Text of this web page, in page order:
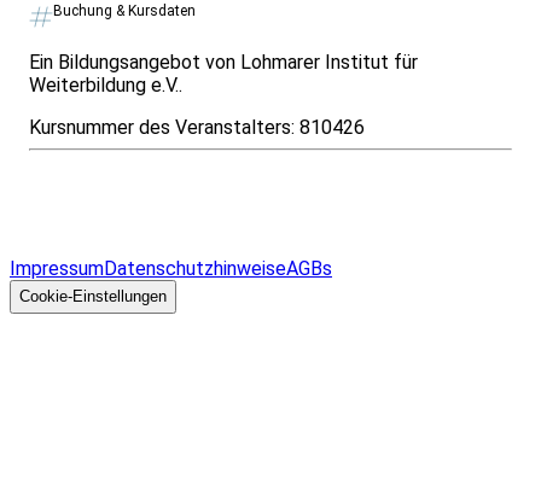
Buchung & Kursdaten
Ein Bildungsangebot von Lohmarer Institut für
Weiterbildung e.V..
Kursnummer des Veranstalters: 810426
ImpressumDatenschutzhinweiseAGBs
Cookie-Einstellungen